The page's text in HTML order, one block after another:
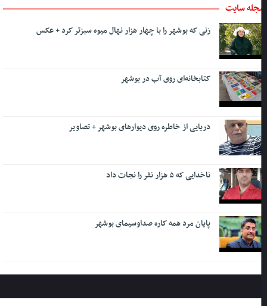
سایت
زنی که بوشهر را با چهار هزار نهال میوه سبزتر کرد + عکس
کتابخانه‌ای روی آب در بوشهر
دریایی از خاطره روی دیوارهای بوشهر + تصاویر
ناخدایی که ۵ هزار نفر را نجات داد
پایان مرد همه کاره صداوسیمای بوشهر